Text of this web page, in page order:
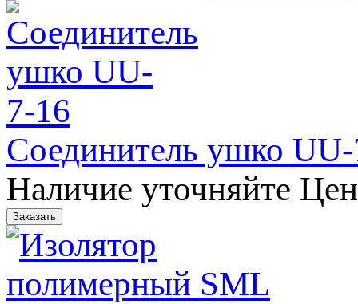
Соединитель ушко
Наличие уточняйте